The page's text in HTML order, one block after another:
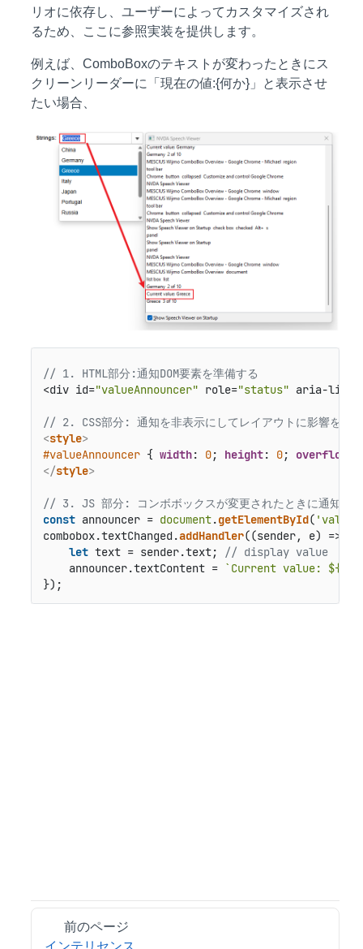
リオに依存し、ユーザーによってカスタマイズされ
るため、ここに参照実装を提供します。
例えば、ComboBoxのテキストが変わったときにス
クリーンリーダーに「現在の値:{何か}」と表示させ
たい場合、
// 1. HTML部分:通知DOM要素を準備する
<div id="valueAnnouncer" role="status" aria-live=
// 2. CSS部分: 通知を非表示にしてレイアウトに影響を与
<style>
#valueAnnouncer { width: 0; height: 0; overflow
</style>
// 3. JS 部分: コンボボックスが変更されたときに通知のテ
const announcer = document.getElementById(
combobox.textChanged.addHandler((sender, e) =>
let text = sender.text;
// display value
    announcer.
textContent = `Current value:
});
前のページ
インテリセンス